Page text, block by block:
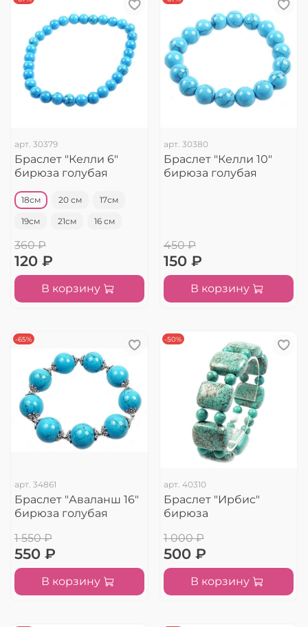
арт. 30379
Браслет "Келли 6"
бирюза голубая
18см 20 см 17см
19см 21см 16 см
360 ₽
120 ₽
В корзину
арт. 30380
Браслет "Келли 10"
бирюза голубая
450 ₽
150 ₽
В корзину
-65%
арт. 34861
Браслет "Аваланш 16"
бирюза голубая
1 550 ₽
550 ₽
В корзину
-50%
арт. 40310
Браслет "Ирбис"
бирюза
1 000 ₽
500 ₽
В корзину